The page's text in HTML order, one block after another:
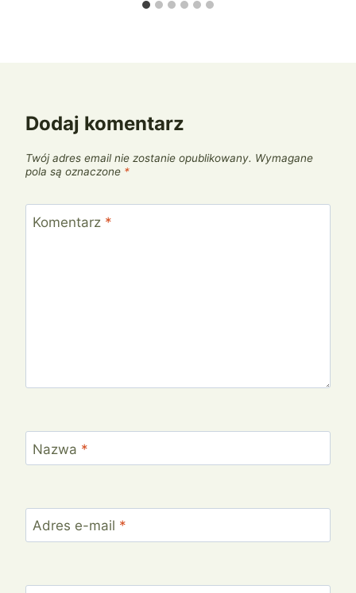
Dodaj komentarz
Twój adres email nie zostanie opublikowany. Wymagane
pola są oznaczone *
Komentarz *
Nazwa *
Adres e-mail *